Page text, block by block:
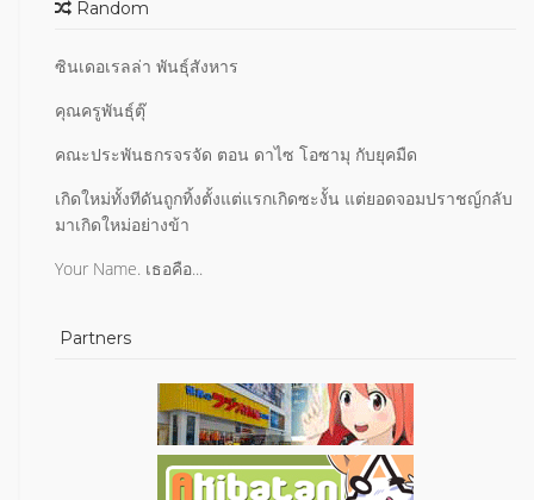
Random
ซินเดอเรลล่า พันธุ์สังหาร
คุณครูพันธุ์ตุ๊
คณะประพันธกรจรจัด ตอน ดาไซ โอซามุ กับยุคมืด
เกิดใหม่ทั้งทีดันถูกทิ้งตั้งแต่แรกเกิดซะงั้น แต่ยอดจอมปราชญ์กลับ
มาเกิดใหม่อย่างข้า
Your Name. เธอคือ...
Partners